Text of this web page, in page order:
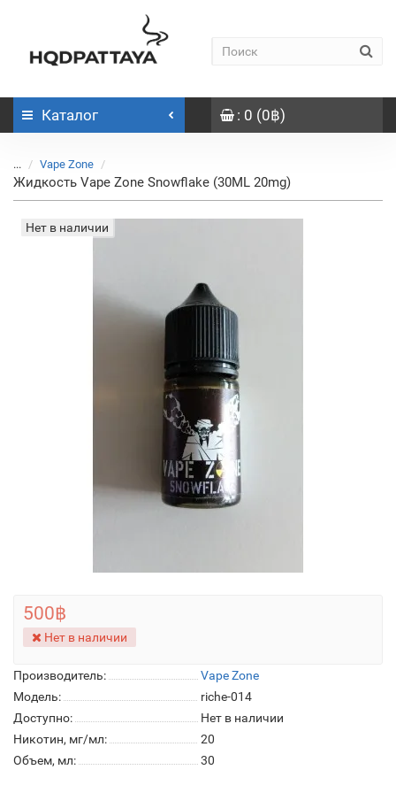
Каталог : 0 (0฿)
... Vape Zone
Жидкость Vape Zone Snowflake (30ML 20mg)
Нет в наличии
Производитель:
Vape Zone
Модель:
riche-014
Доступно:
Нет в наличии
Никотин, мг/мл:
20
Объем, мл:
30
500฿
Нет в наличии